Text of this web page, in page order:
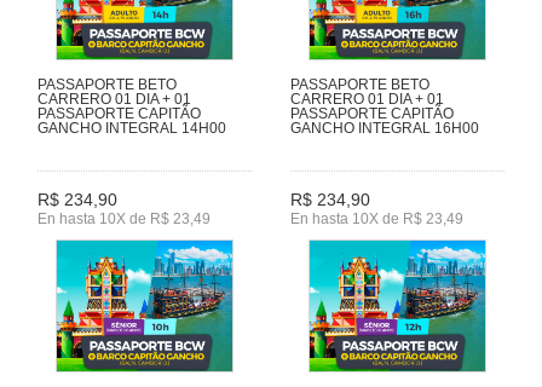
PASSAPORTE BETO
CARRERO 01 DIA + 01
PASSAPORTE CAPITÃO
GANCHO INTEGRAL 14H00
R$ 234,90
En hasta 10X de R$ 23,49
PASSAPORTE BETO
CARRERO 01 DIA + 01
PASSAPORTE CAPITÃO
GANCHO INTEGRAL 16H00
R$ 234,90
En hasta 10X de R$ 23,49